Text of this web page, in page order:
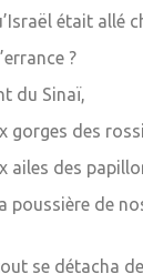
était allé
?
du Sinaï,
gorges des
ailes des
poussière de
se détacha